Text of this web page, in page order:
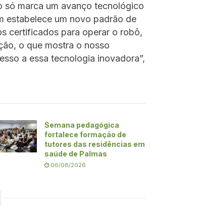
marca um avanço tecnológico
estabelece um novo padrão de
certificados para operar o robô,
o que mostra o nosso
a essa tecnologia inovadora”,
Semana pedagógica
fortalece formação de
tutores das residências em
saúde de Palmas
06/08/2026